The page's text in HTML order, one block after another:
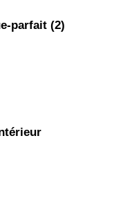
parfait (2)